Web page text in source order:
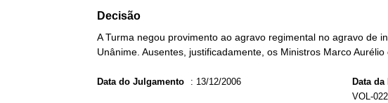
Decisão
A Turma negou provimento ao agravo regimental no agravo de
Unânime. Ausentes, justificadamente, os Ministros Marco
Data do Julgamento : 13/12/2006 Data
VOL-